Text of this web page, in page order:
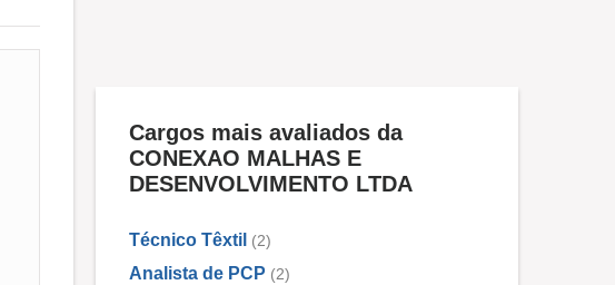
Cargos mais avaliados da
CONEXAO MALHAS E
DESENVOLVIMENTO LTDA
Técnico Têxtil (2)
Analista de PCP (2)